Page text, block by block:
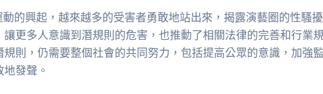
的興起，越來越多的受害者勇敢地站出來，揭露演藝圈的性騷
更多人意識到潛規則的危害，也推動了相關法律的完善和行業
則，仍需要整個社會的共同努力，包括提高公眾的意識，加強
發聲。